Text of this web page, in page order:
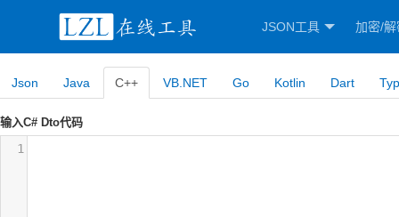
JSON工具 加密/解
Json Java C++ VB.NET Go Kotlin Dart
输入C# Dto代码
1